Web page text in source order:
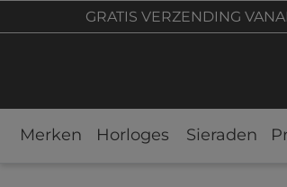
GRATIS VERZENDING
Merken Horloges Sieraden